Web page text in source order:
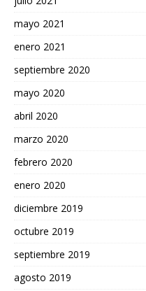
mayo 2021
enero 2021
septiembre 2020
mayo 2020
abril 2020
marzo 2020
febrero 2020
enero 2020
diciembre 2019
octubre 2019
septiembre 2019
agosto 2019